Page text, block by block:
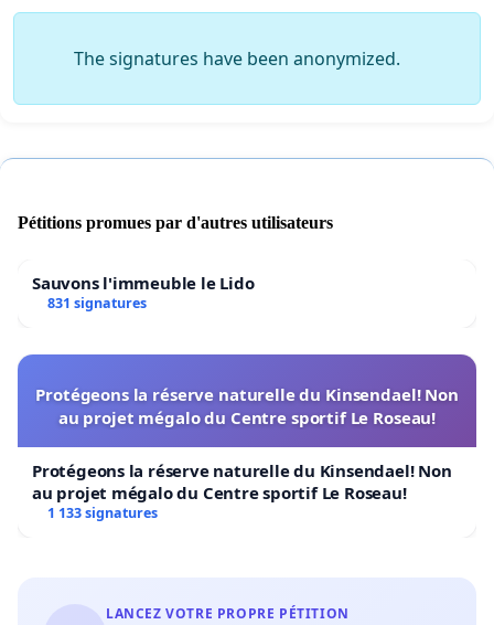
The signatures have been anonymized.
Pétitions promues par d'autres utilisateurs
Sauvons l'immeuble le Lido
831 signatures
Protégeons la réserve naturelle du Kinsendael! Non
au projet mégalo du Centre sportif Le Roseau!
Protégeons la réserve naturelle du Kinsendael! Non
au projet mégalo du Centre sportif Le Roseau!
1 133 signatures
LANCEZ VOTRE PROPRE PÉTITION